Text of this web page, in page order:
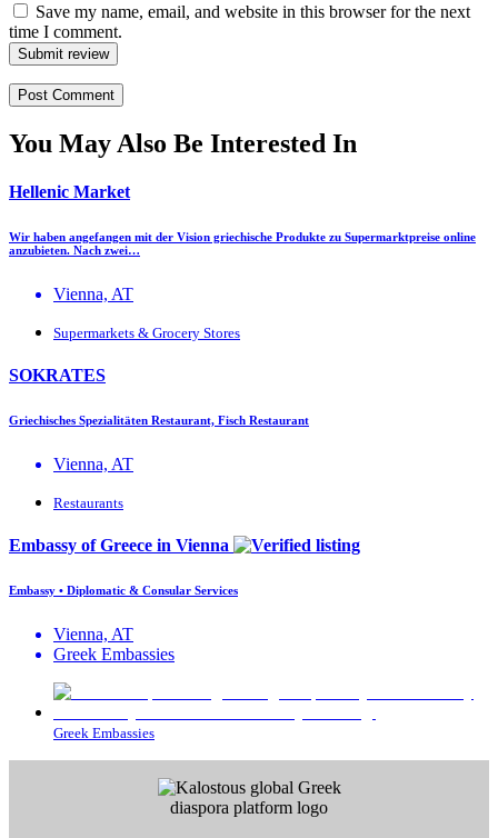
Save my name, email, and website in this browser for the next
time I comment.
Submit review
You May Also Be Interested In
Hellenic Market
Wir haben angefangen mit der Vision griechische Produkte zu Supermarktpreise online
anzubieten. Nach zwei…
Vienna, AT
Supermarkets & Grocery Stores
SOKRATES
Griechisches Spezialitäten Restaurant, Fisch Restaurant
Vienna, AT
Restaurants
Embassy of Greece in Vienna
Embassy • Diplomatic & Consular Services
Vienna, AT
Greek Embassies
Greek Embassies